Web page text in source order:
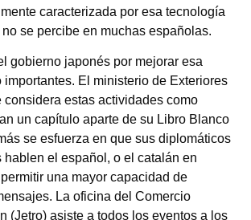
caracterizada por esa tecnología
se percibe en muchas españolas.
gobierno japonés por mejorar esa
importantes. El ministerio de Exteriores
considera estas actividades como
un capítulo aparte de su Libro Blanco
se esfuerza en que sus diplomáticos
hablen el español, o el catalán en
una mayor capacidad de
La oficina del Comercio
(Jetro) asiste a todos los eventos a los